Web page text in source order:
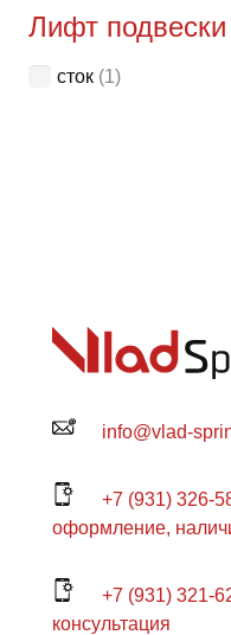
Лифт подвески
сток (1)
info@vlad-
+7 (931) 326-
оформление,
+7 (931) 321-
консультация